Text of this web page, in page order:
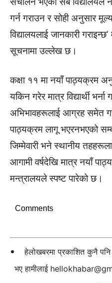
गर्न गराउन र सोही अनुसार
विद्यालयलाई जानकारी
सूचनामा उल्लेख छ।
कक्षा ११ मा नयाँ पाठ्यक्रम
यकिन गरेर मात्र विद्यार्थी
अभिभावहरूलाई आग्रह समेत
पाठ्यक्रम लागू भएरनभएको
जिम्मेवारी भने स्थानीय
आगामी वर्षदेखि मात्र नयाँ
मन्त्रालयले स्पष्ट पारेको छ।
Comments
हेलोखबरमा प्रकाशित कुनै
भए हामीलाई